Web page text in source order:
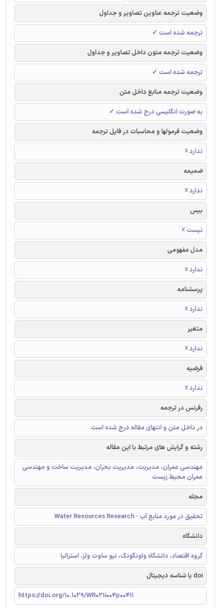
وضعیت ترجمه عناوین تصاویر و جداول
ترجمه شده است ✓
وضعیت ترجمه متون داخل تصاویر و جداول
ترجمه شده است ✓
وضعیت ترجمه منابع داخل متن
به صورت انگلیسی درج شده است ✓
وضعیت فرمولها و محاسبات در فایل ترجمه
ندارد ☓
ضمیمه
ندارد ☓
بیس
نیست ☓
مدل مفهومی
ندارد ☓
پرسشنامه
ندارد ☓
متغیر
ندارد ☓
فرضیه
ندارد ☓
رفرنس در ترجمه
در داخل متن و انتهای مقاله درج شده است
رشته و گرایش های مرتبط با این مقاله
مهندسی عمران، مدیریت، مدیریت بحران، مدیریت ساخت و مهندسی
عمران محیط زیست
مجله
تحقیق در مورد منابع آب - Water Resources Research
دانشگاه
گروه اقتصاد، دانشگاه ولونگونگ، نیو ساوت ولز، استرالیا
doi یا شناسه دیجیتال
https://doi.org/10.1029/WR021i004p00411